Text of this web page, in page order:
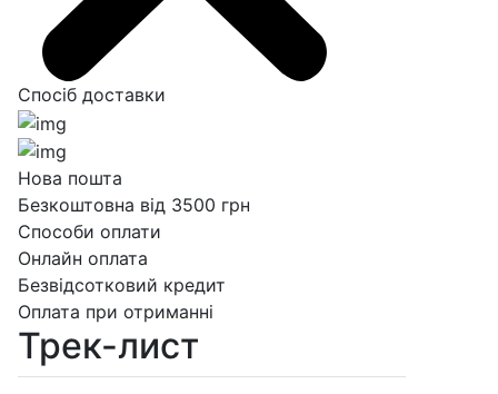
Спосіб доставки
Нова пошта
Безкоштовна від 3500 грн
Способи оплати
Онлайн оплата
Безвідсотковий кредит
Оплата при отриманні
Трек-лист